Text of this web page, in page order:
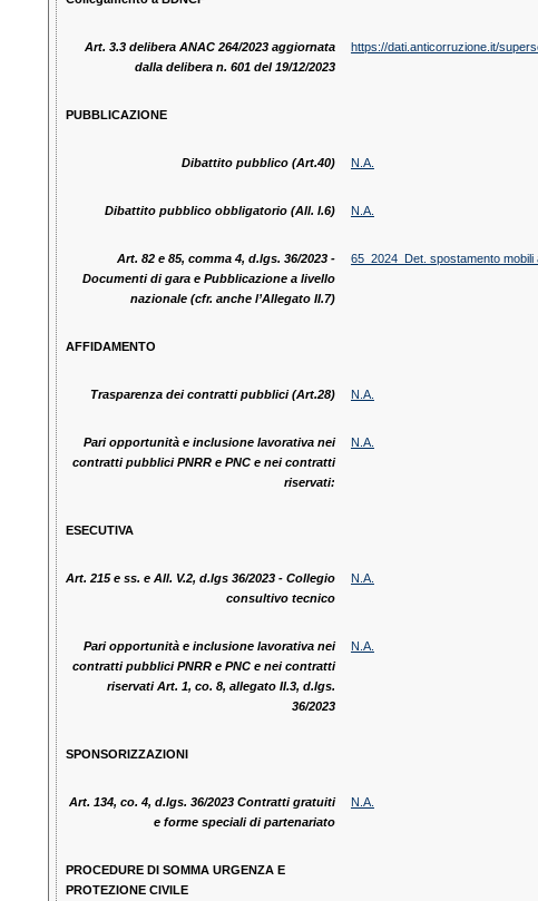
Art. 3.3 delibera ANAC 264/2023 aggiornata
dalla delibera n. 601 del 19/12/2023
https://dati.anticorruzione.it/
PUBBLICAZIONE
Dibattito pubblico (Art.40) N.A.
Dibattito pubblico obbligatorio (All. I.6) N.A.
Art. 82 e 85, comma 4, d.lgs. 36/2023 -
Documenti di gara e Pubblicazione a livello
nazionale (cfr. anche l’Allegato II.7)
65_2024_Det. spostamento
AFFIDAMENTO
Trasparenza dei contratti pubblici (Art.28) N.A.
Pari opportunità e inclusione lavorativa nei
contratti pubblici PNRR e PNC e nei contratti
riservati:
N.A.
ESECUTIVA
Art. 215 e ss. e All. V.2, d.lgs 36/2023 - Collegio
consultivo tecnico
N.A.
Pari opportunità e inclusione lavorativa nei
contratti pubblici PNRR e PNC e nei contratti
riservati Art. 1, co. 8, allegato II.3, d.lgs.
36/2023
N.A.
SPONSORIZZAZIONI
Art. 134, co. 4, d.lgs. 36/2023 Contratti gratuiti
e forme speciali di partenariato
N.A.
PROCEDURE DI SOMMA URGENZA E
PROTEZIONE CIVILE